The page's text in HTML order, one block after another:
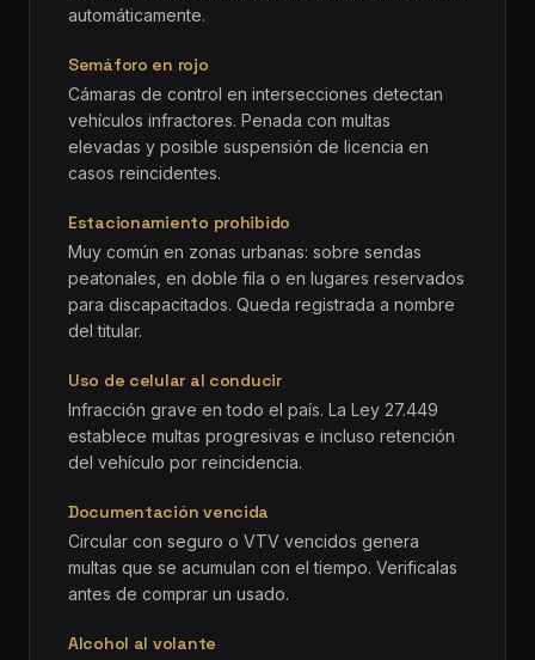
automáticamente.
Semáforo en rojo
Cámaras de control en intersecciones detectan
vehículos infractores. Penada con multas
elevadas y posible suspensión de licencia en
casos reincidentes.
Estacionamiento prohibido
Muy común en zonas urbanas: sobre sendas
peatonales, en doble fila o en lugares reservados
para discapacitados. Queda registrada a nombre
del titular.
Uso de celular al conducir
Infracción grave en todo el país. La Ley 27.449
establece multas progresivas e incluso retención
del vehículo por reincidencia.
Documentación vencida
Circular con seguro o VTV vencidos genera
multas que se acumulan con el tiempo. Verificalas
antes de comprar un usado.
Alcohol al volante